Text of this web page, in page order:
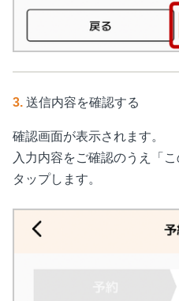
3. 送信内容を確認する
確認画面が表示されます。
入力内容をご確認のうえ「
タップします。